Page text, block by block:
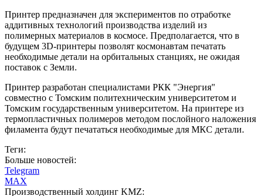
Принтер предназначен для экспериментов по отработке
аддитивных технологий производства изделий из
полимерных материалов в космосе. Предполагается, что в
будущем 3D-принтеры позволят космонавтам печатать
необходимые детали на орбитальных станциях, не ожидая
поставок с Земли.
Принтер разработан специалистами РКК "Энергия"
совместно с Томским политехническим университетом и
Томским государственным университетом. На принтере из
термопластичных полимеров методом послойного наложения
филамента будут печататься необходимые для МКС детали.
Теги:
Больше новостей:
Telegram
MAX
Производственный холдинг KMZ: